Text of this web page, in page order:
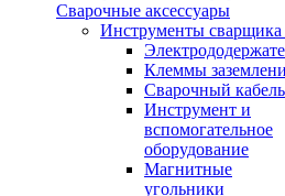
Сварочные аксессуары
Инструменты сварщика
Клеммы
Сварочный кабель
Инструмент и
вспомогательное
оборудование
Магнитные
угольники